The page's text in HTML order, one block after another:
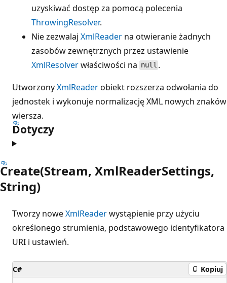
uzyskiwać dostęp za pomocą polecenia
ThrowingResolver.
Nie zezwalaj XmlReader na otwieranie żadnych
zasobów zewnętrznych przez ustawienie
XmlResolverwłaściwości na null .
UtworzonyXmlReaderobiekt rozszerza odwołania do
jednostek i wykonuje normalizację XML nowych znaków
wiersza.
Dotyczy
Create(Stream, XmlReaderSettings,
String)
Tworzy noweXmlReaderwystąpienie przy użyciu
określonego strumienia, podstawowego identyfikatora
URI i ustawień.
C# Kopiuj